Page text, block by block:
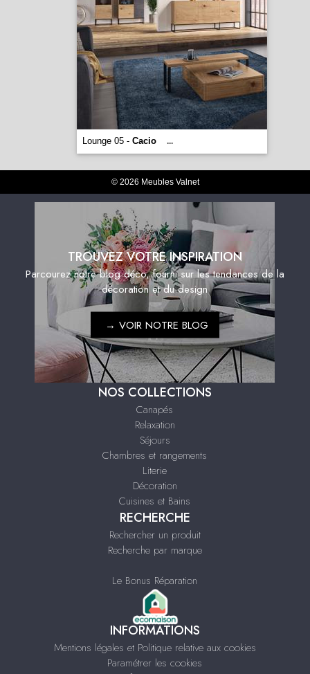
Lounge 05 - Cacio ...
© 2026 Meubles Valnet
TROUVEZ VOTRE INSPIRATION
Parcourez notre blog déco, fourni sur les tendances de la
décoration et du design
→ VOIR NOTRE BLOG
NOS COLLECTIONS
Canapés
Relaxation
Séjours
Chambres et rangements
Literie
Décoration
Cuisines et Bains
RECHERCHE
Rechercher un produit
Recherche par marque
Le Bonus Réparation
INFORMATIONS
Mentions légales et Politique relative aux cookies
Paramétrer les cookies